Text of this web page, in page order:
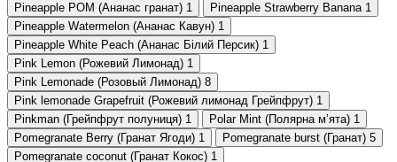
Pineapple POM (Ананас гранат) 1 Pineapple Strawberry Banana 1
Pineapple Watermelon (Ананас Кавун) 1
Pineapple White Peach (Ананас Білий Персик) 1
Pink Lemon (Рожевий Лимонад) 1
Pink Lemonade (Розовый Лимонад) 8
Pink lemonade Grapefruit (Рожевий лимонад Грейпфрут) 1
Pinkman (Грейпфрут полуниця) 1 Polar Mint (Полярна мʼята) 1
Pomegranate Berry (Гранат Ягоди) 1 Pomegranate burst (Гранат) 5
Pomegranate coconut (Гранат Кокос) 1